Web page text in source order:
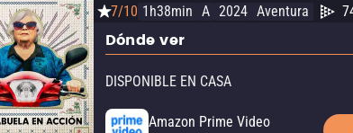
7/10 1h38min A 2024 Aventura
Dónde ver
DISPONIBLE EN CASA
Amazon Prime Video